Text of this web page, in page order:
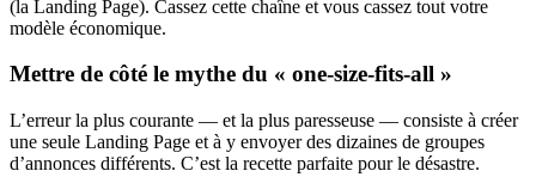
(la Landing Page). Cassez cette chaîne et vous cassez tout votre
modèle économique.
Mettre de côté le mythe du « one-size-fits-all »
L’erreur la plus courante — et la plus paresseuse — consiste à créer
une seule Landing Page et à y envoyer des dizaines de groupes
d’annonces différents. C’est la recette parfaite pour le désastre.